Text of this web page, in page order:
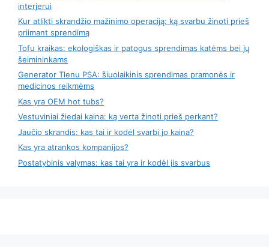
interjerui
Kur atlikti skrandžio mažinimo operaciją: ką svarbu žinoti prieš
priimant sprendimą
Tofu kraikas: ekologiškas ir patogus sprendimas katėms bei jų
šeimininkams
Generator Tlenu PSA: šiuolaikinis sprendimas pramonės ir
medicinos reikmėms
Kas yra OEM hot tubs?
Vestuviniai žiedai kaina: ką verta žinoti prieš perkant?
Jaučio skrandis: kas tai ir kodėl svarbi jo kaina?
Kas yra atrankos kompanijos?
Postatybinis valymas: kas tai yra ir kodėl jis svarbus